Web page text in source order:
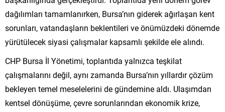
dağılımları tamamlanırken, Bursa’nın giderek ağırlaşan kent
sorunları, vatandaşların beklentileri ve önümüzdeki dönemde
yürütülecek siyasi çalışmalar kapsamlı şekilde ele alındı.
CHP Bursa İl Yönetimi, toplantıda yalnızca teşkilat
çalışmalarını değil, aynı zamanda Bursa’nın yıllardır çözüm
bekleyen temel meselelerini de gündemine aldı. Ulaşımdan
kentsel dönüşüme, çevre sorunlarından ekonomik krize,